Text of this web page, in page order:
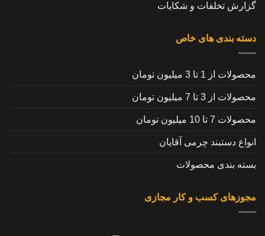
گزارش تخلفات و شکایات
دسته بندی های خاص
محصولات از 1 تا 3 میلیون تومان
محصولات از 3 تا 7 میلیون تومان
محصولات 7 تا 10 میلیون تومان
انواع دستبند چرمی آقایان
بسته بندی محصولات
مجوزهای کسب و کار مجازی